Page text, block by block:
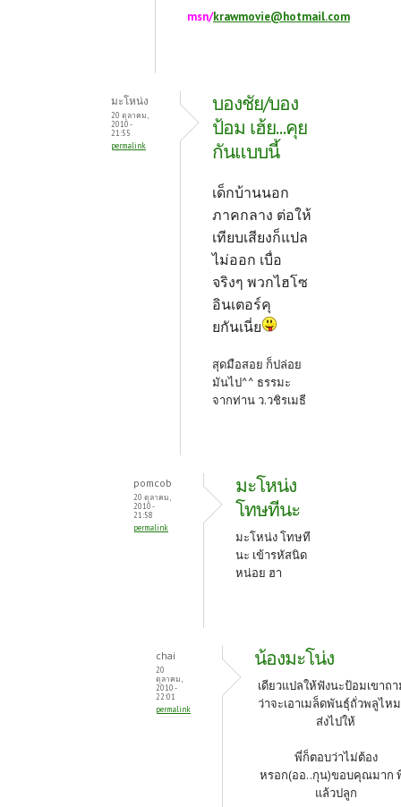
msn/krawmovie@hotmail.com
มะโหน่ง
20 ตุลาคม,
2010 -
21:55
permalink
บองชัย/บอง
ป้อม เฮ้ย...คุย
กันแบบนี้
เด็กบ้านนอก
ภาคกลาง ต่อให้
เทียบเสียงก็แปล
ไม่ออก เบื่อ
จริงๆ พวกไฮโซ
อินเตอร์คุ
ยกันเนี่ย
สุดมือสอย ก็ปล่อย
มันไป^^ ธรรมะ
จากท่าน ว.วชิรเมธี
pomcob
20 ตุลาคม,
2010 -
21:58
permalink
มะโหน่ง
โทษทีนะ
มะโหน่ง โทษที
นะ เข้ารหัสนิด
หน่อย ฮา
chai
20
ตุลาคม,
2010 -
22:01
permalink
น้องมะโน่ง
เดียวแปลให้ฟังนะป้อมเขาถ
ว่าจะเอาเมล็ดพันธุ์ถั่วพลูไห
ส่งไปให้
พี่ก็ตอบว่าไม่ต้อง
หรอก(ออ..กุน)ขอบคุณมาก
แล้วปลูก